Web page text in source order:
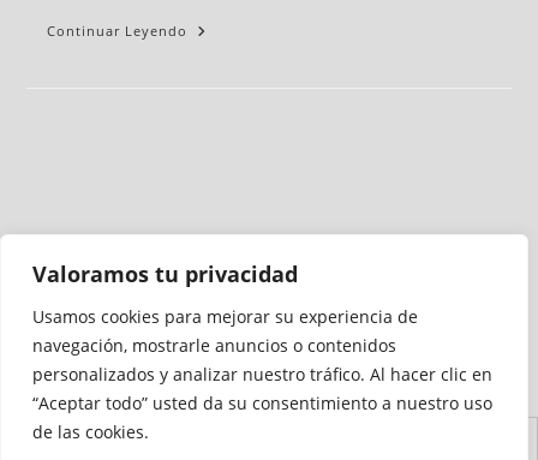
Valoramos tu privacidad
Usamos cookies para mejorar su experiencia de
navegación, mostrarle anuncios o contenidos
personalizados y analizar nuestro tráfico. Al hacer clic en
“Aceptar todo” usted da su consentimiento a nuestro uso
de las cookies.
Continuar Leyendo
Medio auditado por